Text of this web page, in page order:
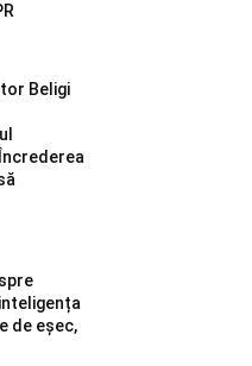
Beligi
de eșec,